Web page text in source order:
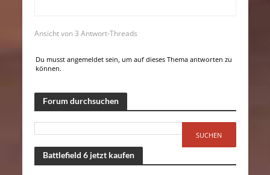
Ansicht von 3 Antwort-Threads
Du musst angemeldet sein, um auf dieses Thema antworten zu
können.
Forum durchsuchen
Battlefield 6 jetzt kaufen